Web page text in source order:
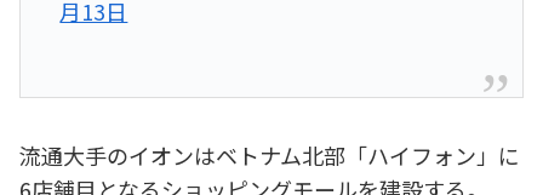
月13日
流通大手のイオンはベトナム北部「ハイフォン」に
6店舗目となるショッピングモールを建設する。